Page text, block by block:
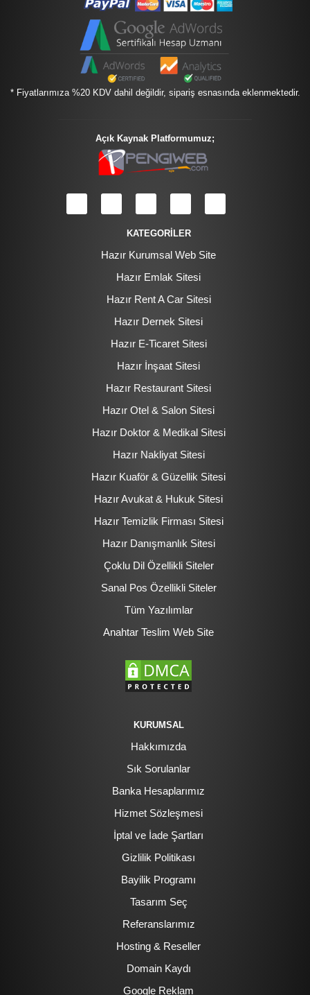
* Fiyatlarımıza %20 KDV dahil değildir, sipariş esnasında eklenmektedir.
Açık Kaynak Platformumuz;
KATEGORİLER
Hazır Kurumsal Web Site
Hazır Emlak Sitesi
Hazır Rent A Car Sitesi
Hazır Dernek Sitesi
Hazır E-Ticaret Sitesi
Hazır İnşaat Sitesi
Hazır Restaurant Sitesi
Hazır Otel & Salon Sitesi
Hazır Doktor & Medikal Sitesi
Hazır Nakliyat Sitesi
Hazır Kuaför & Güzellik Sitesi
Hazır Avukat & Hukuk Sitesi
Hazır Temizlik Firması Sitesi
Hazır Danışmanlık Sitesi
Çoklu Dil Özellikli Siteler
Sanal Pos Özellikli Siteler
Tüm Yazılımlar
Anahtar Teslim Web Site
KURUMSAL
Hakkımızda
Sık Sorulanlar
Banka Hesaplarımız
Hizmet Sözleşmesi
İptal ve İade Şartları
Gizlilik Politikası
Bayilik Programı
Tasarım Seç
Referanslarımız
Hosting & Reseller
Domain Kaydı
Google Reklam